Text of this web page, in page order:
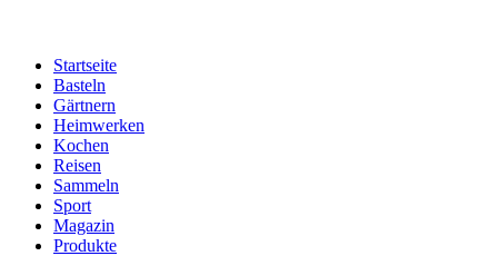
Startseite
Basteln
Gärtnern
Heimwerken
Kochen
Reisen
Sammeln
Sport
Magazin
Produkte